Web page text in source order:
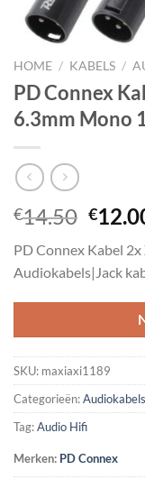
HOME / KABELS /
PD Connex
6.3mm Mono
€14.50
was:
€
PD Connex Kabel
Audiokabels|Jack
SKU: maxiaxi1189
Categorieën:Audiokabels
Tag:Audio Hifi
Merken: PD Connex